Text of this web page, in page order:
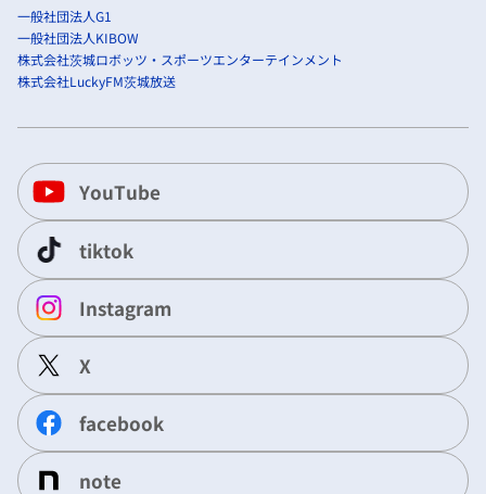
一般社団法人G1
一般社団法人KIBOW
株式会社茨城ロボッツ・スポーツエンターテインメント
株式会社LuckyFM茨城放送
YouTube
tiktok
Instagram
X
facebook
note